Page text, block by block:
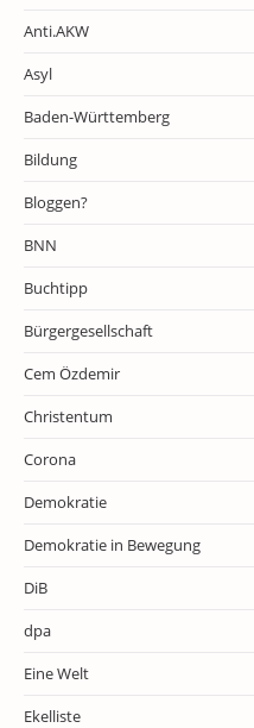
Anti.AKW
Asyl
Baden-Württemberg
Bildung
Bloggen?
BNN
Buchtipp
Bürgergesellschaft
Cem Özdemir
Christentum
Corona
Demokratie
Demokratie in Bewegung
DiB
dpa
Eine Welt
Ekelliste